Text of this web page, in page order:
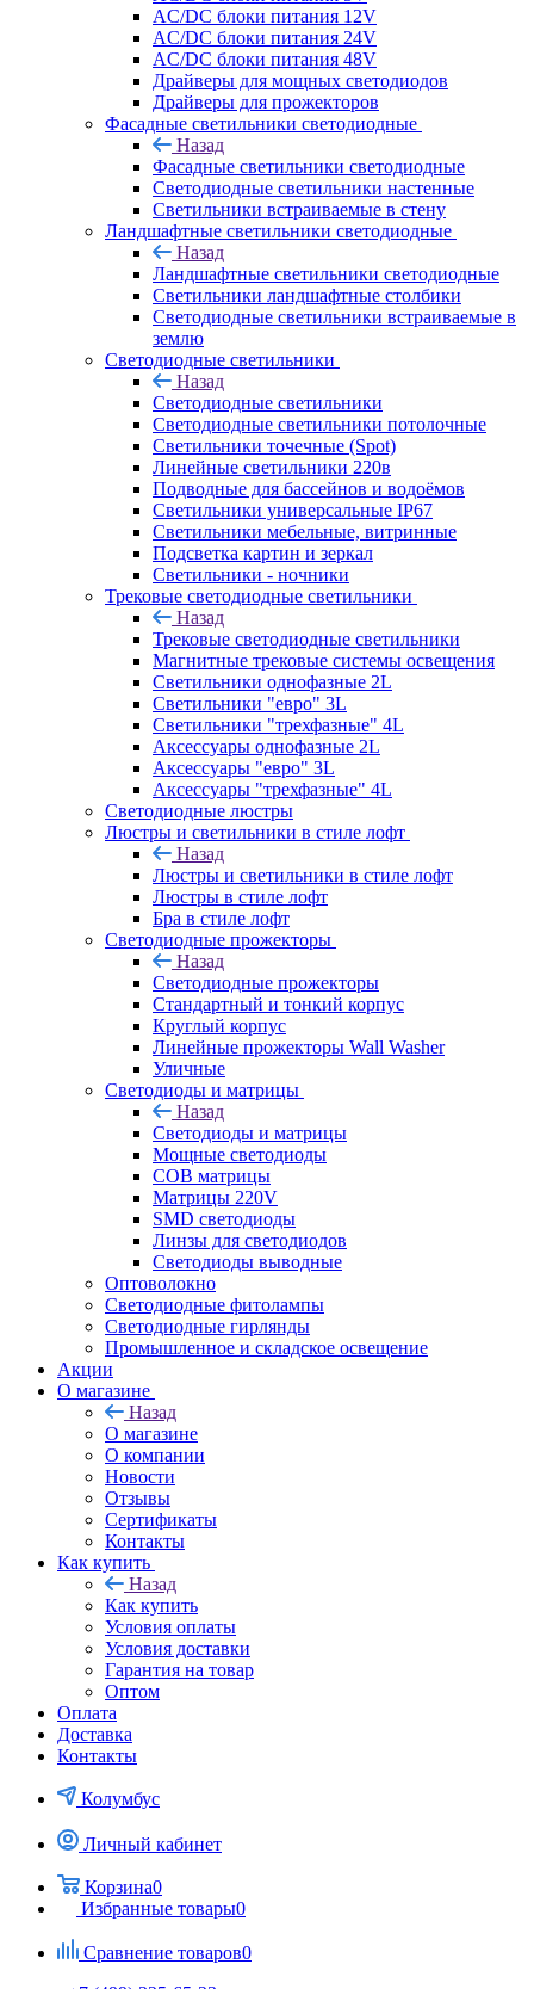
AC/DC блоки питания 12V
AC/DC блоки питания 24V
AC/DC блоки питания 48V
Драйверы для мощных светодиодов
Драйверы для прожекторов
Фасадные светильники светодиодные
Назад
Фасадные светильники светодиодные
Светодиодные светильники настенные
Светильники встраиваемые в стену
Ландшафтные светильники светодиодные
Назад
Ландшафтные светильники светодиодные
Светильники ландшафтные столбики
Светодиодные светильники встраиваемые в
землю
Светодиодные светильники
Назад
Светодиодные светильники
Светодиодные светильники потолочные
Светильники точечные (Spot)
Линейные светильники 220в
Подводные для бассейнов и водоёмов
Светильники универсальные IP67
Светильники мебельные, витринные
Подсветка картин и зеркал
Светильники - ночники
Трековые светодиодные светильники
Назад
Трековые светодиодные светильники
Магнитные трековые системы освещения
Светильники однофазные 2L
Светильники "евро" 3L
Светильники "трехфазные" 4L
Аксессуары однофазные 2L
Аксессуары "евро" 3L
Аксессуары "трехфазные" 4L
Светодиодные люстры
Люстры и светильники в стиле лофт
Назад
Люстры и светильники в стиле лофт
Люстры в стиле лофт
Бра в стиле лофт
Светодиодные прожекторы
Назад
Светодиодные прожекторы
Стандартный и тонкий корпус
Круглый корпус
Линейные прожекторы Wall Washer
Уличные
Светодиоды и матрицы
Назад
Светодиоды и матрицы
Мощные светодиоды
COB матрицы
Матрицы 220V
SMD светодиоды
Линзы для светодиодов
Светодиоды выводные
Оптоволокно
Светодиодные фитолампы
Светодиодные гирлянды
Промышленное и складское освещение
Акции
О магазине
Назад
О магазине
О компании
Новости
Отзывы
Сертификаты
Контакты
Как купить
Назад
Как купить
Условия оплаты
Условия доставки
Гарантия на товар
Оптом
Оплата
Доставка
Контакты
Колумбус
Личный кабинет
Корзина0
Избранные товары0
Сравнение товаров0